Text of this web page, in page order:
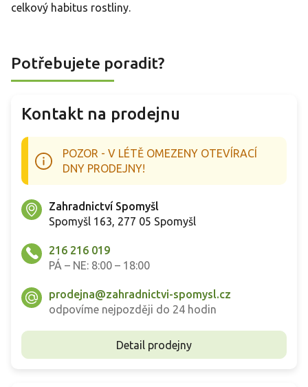
celkový habitus rostliny.
Potřebujete poradit?
Kontakt na prodejnu
POZOR - V LÉTĚ OMEZENY OTEVÍRACÍ
DNY PRODEJNY!
Zahradnictví Spomyšl
Spomyšl 163, 277 05 Spomyšl
216 216 019
PÁ – NE: 8:00 – 18:00
prodejna@zahradnictvi-spomysl.cz
odpovíme nejpozději do 24 hodin
Detail prodejny